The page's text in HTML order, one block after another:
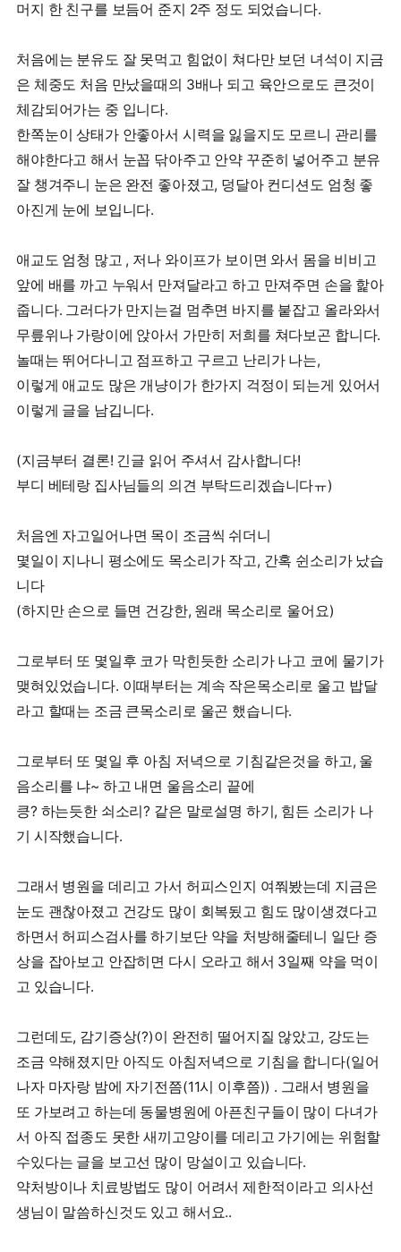
머지 한 친구를 보듬어 준지 2주 정도 되었습니다.
처음에는 분유도 잘 못먹고 힘없이 쳐다만 보던 녀석이 지금
은 체중도 처음 만났을때의 3배나 되고 육안으로도 큰것이
체감되어가는 중 입니다.
한쪽눈이 상태가 안좋아서 시력을 잃을지도 모르니 관리를
해야한다고 해서 눈꼽 닦아주고 안약 꾸준히 넣어주고 분유
잘 챙겨주니 눈은 완전 좋아졌고, 덩달아 컨디션도 엄청 좋
아진게 눈에 보입니다.
애교도 엄청 많고 , 저나 와이프가 보이면 와서 몸을 비비고
앞에 배를 까고 누워서 만져달라고 하고 만져주면 손을 핥아
줍니다. 그러다가 만지는걸 멈추면 바지를 붙잡고 올라와서
무릎위나 가랑이에 앉아서 가만히 저희를 쳐다보곤 합니다.
놀때는 뛰어다니고 점프하고 구르고 난리가 나는,
이렇게 애교도 많은 개냥이가 한가지 걱정이 되는게 있어서
이렇게 글을 남깁니다.
(지금부터 결론! 긴글 읽어 주셔서 감사합니다!
부디 베테랑 집사님들의 의견 부탁드리겠습니다ㅠ)
처음엔 자고일어나면 목이 조금씩 쉬더니
몇일이 지나니 평소에도 목소리가 작고, 간혹 쉰소리가 났습
니다
(하지만 손으로 들면 건강한, 원래 목소리로 울어요)
그로부터 또 몇일후 코가 막힌듯한 소리가 나고 코에 물기가
맺혀있었습니다. 이때부터는 계속 작은목소리로 울고 밥달
라고 할때는 조금 큰목소리로 울곤 했습니다.
그로부터 또 몇일 후 아침 저녁으로 기침같은것을 하고, 울
음소리를 냐~ 하고 내면 울음소리 끝에
킁? 하는듯한 쇠소리? 같은 말로설명 하기, 힘든 소리가 나
기 시작했습니다.
그래서 병원을 데리고 가서 허피스인지 여쭤봤는데 지금은
눈도 괜찮아졌고 건강도 많이 회복됬고 힘도 많이생겼다고
하면서 허피스검사를 하기보단 약을 처방해줄테니 일단 증
상을 잡아보고 안잡히면 다시 오라고 해서 3일째 약을 먹이
고 있습니다.
그런데도, 감기증상(?)이 완전히 떨어지질 않았고, 강도는
조금 약해졌지만 아직도 아침저녁으로 기침을 합니다(일어
나자 마자랑 밤에 자기전쯤(11시 이후쯤)) . 그래서 병원을
또 가보려고 하는데 동물병원에 아픈친구들이 많이 다녀가
서 아직 접종도 못한 새끼고양이를 데리고 가기에는 위험할
수있다는 글을 보고선 많이 망설이고 있습니다.
약처방이나 치료방법도 많이 어려서 제한적이라고 의사선
생님이 말씀하신것도 있고 해서요..